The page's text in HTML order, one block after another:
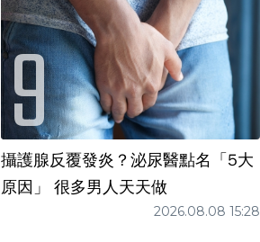
攝護腺反覆發炎？泌尿醫點名「5大
原因」 很多男人天天做
2026.08.08 15:28